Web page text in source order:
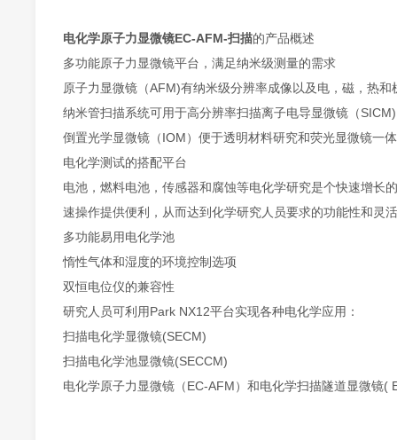
电化学原子力显微镜EC-AFM-扫描的产品概述
多功能原子力显微镜平台，满足纳米级测量的需求
原子力显微镜（AFM)有纳米级分辨率成像以及电，磁，热和
纳米管扫描系统可用于高分辨率扫描离子电导显微镜（
倒置光学显微镜（IOM）便于透明材料研究和荧光显微镜一
电化学测试的搭配平台
电池，燃料电池，传感器和腐蚀等电化学研究是个快速增长
速操作提供便利，从而达到化学研究人员要求的功能性和灵
多功能易用电化学池
惰性气体和湿度的环境控制选项
双恒电位仪的兼容性
研究人员可利用Park NX12平台实现各种电化学应用：
扫描电化学显微镜(SECM)
扫描电化学池显微镜(SECCM)
电化学原子力显微镜（EC-AFM）和电化学扫描隧道显微镜(